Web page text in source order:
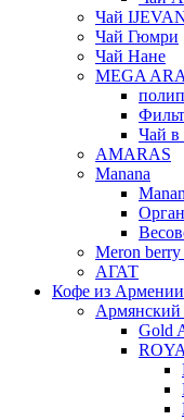
Чай
Чай Гюмри
Чай Нане
MEGA
Чай в
AMARAS
Manana
Meron berry
АГАТ
Кофе из Армении
Армянский
Gold